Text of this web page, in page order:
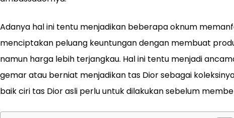
Adanya hal ini tentu menjadikan beberapa oknum
menciptakan peluang keuntungan dengan membuat
namun harga lebih terjangkau. Hal ini tentu menjadi
gemar atau berniat menjadikan tas Dior sebagai
baik ciri tas Dior asli perlu untuk dilakukan sebelum